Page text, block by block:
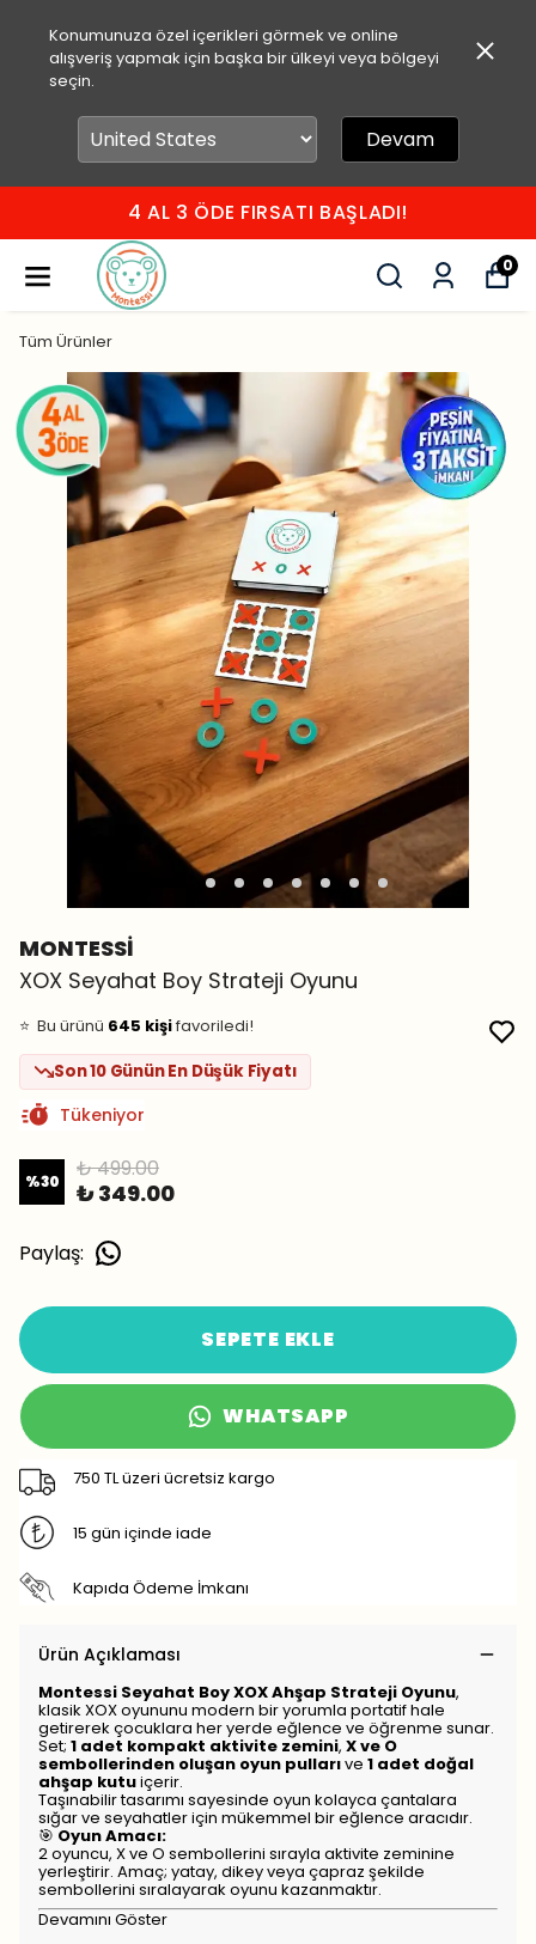
Konumunuza özel içerikleri görmek ve online
alışveriş yapmak için başka bir ülkeyi veya bölgeyi
seçin.
Devam
4 AL 3 ÖDE FIRSATI BAŞLADI!
0
Tüm Ürünler
MONTESSİ
XOX Seyahat Boy Strateji Oyunu
28 kişi
inceliyor!
⭐️ Bu ürünü 645 kişifavoriledi!
🛒 58 kişisepetine ekledi!
✅
Bugün30 adetsatıldı
Son 10 Günün En Düşük Fiyatı
Tükeniyor
%30 ₺ 499.00
₺ 349.00
Paylaş:
SEPETE EKLE
WHATSAPP
750 TL üzeri ücretsiz kargo
15 gün içinde iade
Kapıda Ödeme İmkanı
Ürün Açıklaması
Montessi Seyahat Boy XOX Ahşap Strateji Oyunu,
klasik XOX oyununu modern bir yorumla portatif hale
getirerek çocuklara her yerde eğlence ve öğrenme sunar.
Set; 1 adet kompakt aktivite zemini, X ve O
sembollerinden oluşan oyun pullarıve 1 adet doğal
ahşap kutuiçerir.
Taşınabilir tasarımı sayesinde oyun kolayca çantalara
sığar ve seyahatler için mükemmel bir eğlence aracıdır.
🎯Oyun Amacı:
2 oyuncu, X ve O sembollerini sırayla aktivite zeminine
yerleştirir. Amaç; yatay, dikey veya çapraz şekilde
sembollerini sıralayarak oyunu kazanmaktır.
Devamını Göster